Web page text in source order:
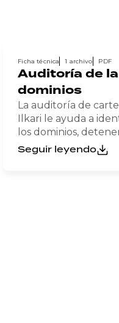
Ficha técnica 1 archivo PDF
Auditoría de
dominios
La auditoría de
Ilkari le ayuda a
los dominios,
identidad y el
Seguir leyendo